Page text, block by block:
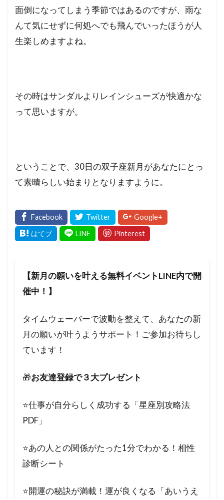
面倒になってしまう季節ではあるのですが、雨な
んて気にせずに何処へでも飛んでいったほうが人
生楽しめますよね。
その時はサンダルよりレインシューズが快適かな
って思いますが。
ということで、30日の双子座新月があなたにとっ
て素晴らしい始まりとなりますように。
【新月の願いを叶える無料イベントLINE内で開
催中！】
タイムウェーバーで波動を整えて、あなたの新
月の願いが叶うようサポート！ご参加お待ちし
ています！
🎁お友達登録で３大プレゼント
⭐️仕事が自分らしく成功する「星座別攻略法
PDF」
⭐️あの人との関係がたった1分でわかる！相性
診断シート
⭐️開運の秘訣が満載！運が良くなる「あいうえ